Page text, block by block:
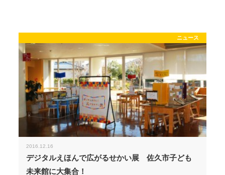
ニュース
2016.12.16
デジタルえほんで広がるせかい展 佐久市子ども
未来館に大集合！